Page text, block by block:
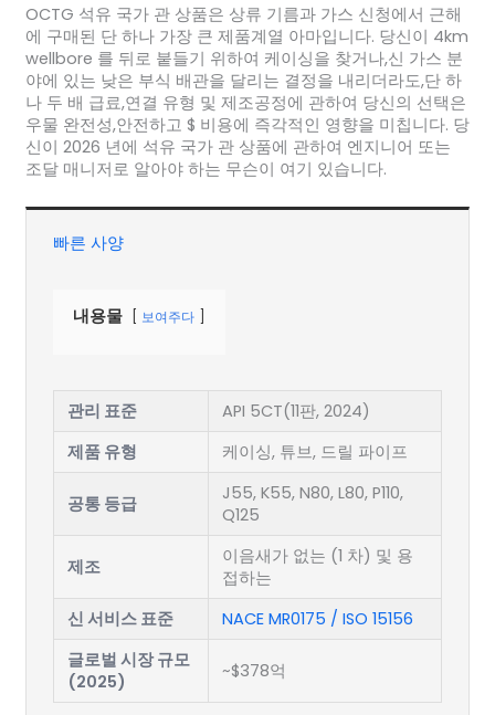
OCTG 석유 국가 관 상품은 상류 기름과 가스 신청에서 근해
에 구매된 단 하나 가장 큰 제품계열 아마입니다. 당신이 4km
wellbore 를 뒤로 붙들기 위하여 케이싱을 찾거나,신 가스 분
야에 있는 낮은 부식 배관을 달리는 결정을 내리더라도,단 하
나 두 배 급료,연결 유형 및 제조공정에 관하여 당신의 선택은
우물 완전성,안전하고 $ 비용에 즉각적인 영향을 미칩니다. 당
신이 2026 년에 석유 국가 관 상품에 관하여 엔지니어 또는
조달 매니저로 알아야 하는 무슨이 여기 있습니다.
빠른 사양
내용물 보여주다
관리 표준
API 5CT(11판, 2024)
제품 유형
케이싱, 튜브, 드릴 파이프
공통 등급
J55, K55, N80, L80, P110,
Q125
제조
이음새가 없는 (1 차) 및 용
접하는
신 서비스 표준
NACE MR0175 / ISO 15156
글로벌 시장 규모
(2025)
~$378억